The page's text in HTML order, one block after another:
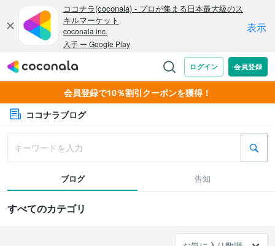
会員登録で10％割引クーポンを獲得！
ココナラブログ
ブログ 告知
すべてのカテゴリ